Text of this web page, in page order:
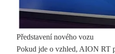
Představení nového vozu
Pokud jde o vzhled, AION RT